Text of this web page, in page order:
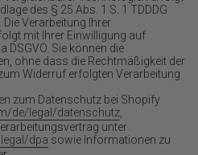
des § 25 Abs. 1 S. 1 TDDDG
Die Verarbeitung Ihrer
mit Ihrer Einwilligung auf
DSGVO. Sie können die
ohne dass die Rechtmäßigkeit der
Widerruf erfolgten Verarbeitung
zum Datenschutz bei Shopify
de/legal/datenschutz
unter
dpa sowie Informationen zu